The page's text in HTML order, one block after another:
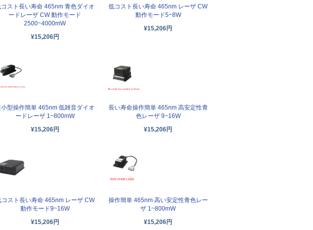
コスト長い寿命 465nm 青色ダイオ
ードレーザ CW 動作モード
2500~4000mW
¥15,206円
低コスト長い寿命 465nm レーザ CW
動作モード5~8W
¥15,206円
小型操作簡単 465nm 低雑音ダイオ
ードレーザ 1~800mW
¥15,206円
長い寿命操作簡単 465nm 高安定性青
色レーザ 9~16W
¥15,206円
コスト長い寿命 465nm レーザ CW
動作モード9~16W
¥15,206円
操作簡単 465nm 高い安定性青色レー
ザ 1~800mW
¥15,206円